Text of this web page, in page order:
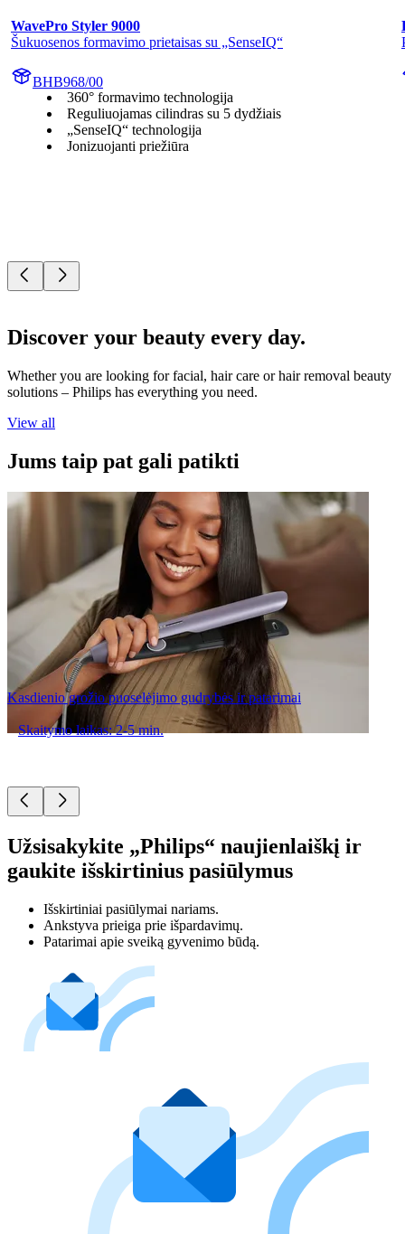
WavePro Styler 9000
Šukuosenos formavimo prietaisas su „SenseIQ“
BHB968/00
360° formavimo technologija
Reguliuojamas cilindras su 5 dydžiais
„SenseIQ“ technologija
Jonizuojanti priežiūra
Discover your beauty every day.
Whether you are looking for facial, hair care or hair removal beauty
solutions – Philips has everything you need.
View all
Jums taip pat gali patikti
Kasdienio grožio puoselėjimo gudrybės ir patarimai
Skaitymo laikas: 2-5 min.
Užsisakykite „Philips“ naujienlaiškį ir
gaukite išskirtinius pasiūlymus
Išskirtiniai pasiūlymai nariams.
Ankstyva prieiga prie išpardavimų.
Patarimai apie sveiką gyvenimo būdą.